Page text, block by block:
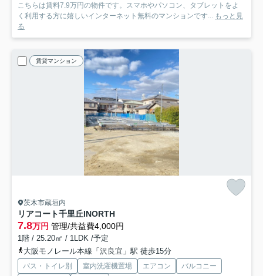
こちらは賃料7.9万円の物件です。スマホやパソコン、タブレットをよ
く利用する方に嬉しいインターネット無料のマンションです...
もっと見
る
賃貸マンション
茨木市蔵垣内
リアコート千里丘INORTH
7.8万円 管理/共益費4,000円
1階 / 25.20㎡ / 1LDK /予定
大阪モノレール本線「沢良宜」駅 徒歩15分
バス・トイレ別 室内洗濯機置場 エアコン
バルコニー